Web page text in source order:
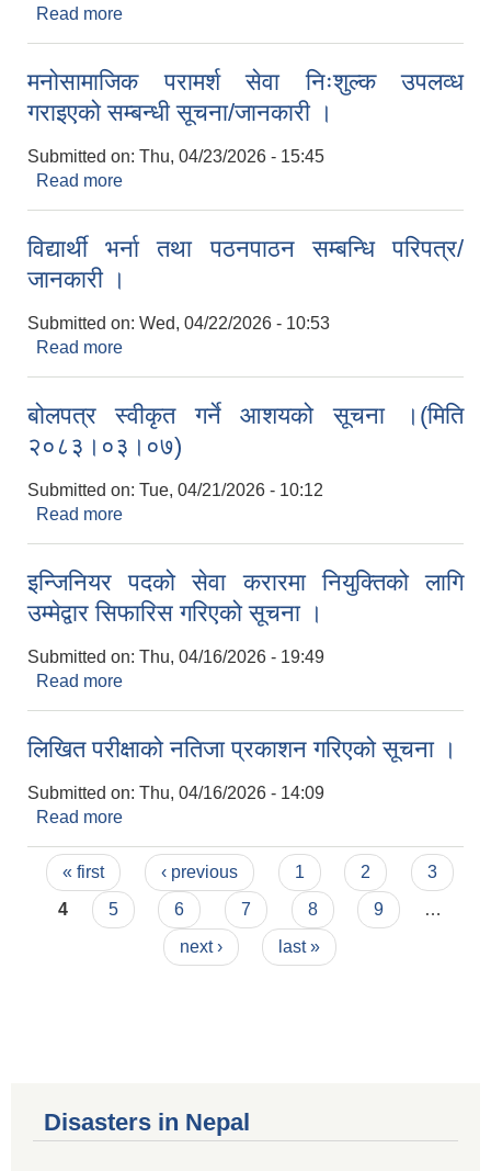
Read more
मनोसामाजिक परामर्श सेवा निःशुल्क उपलव्ध
गराइएको सम्बन्धी सूचना/जानकारी ।
Submitted on: Thu, 04/23/2026 - 15:45
Read more
विद्यार्थी भर्ना तथा पठनपाठन सम्बन्धि परिपत्र/
जानकारी ।
Submitted on: Wed, 04/22/2026 - 10:53
Read more
बोलपत्र स्वीकृत गर्ने आशयको सूचना ।(मिति
२०८३।०३।०७)
Submitted on: Tue, 04/21/2026 - 10:12
Read more
इन्जिनियर पदको सेवा करारमा नियुक्तिको लागि
उम्मेद्वार सिफारिस गरिएको सूचना ।
Submitted on: Thu, 04/16/2026 - 19:49
Read more
लिखित परीक्षाको नतिजा प्रकाशन गरिएको सूचना ।
Submitted on: Thu, 04/16/2026 - 14:09
Read more
Pages
« first ‹ previous 1 2
3
4
5 6 7 8 9
…
next ›
last »
Disasters in Nepal